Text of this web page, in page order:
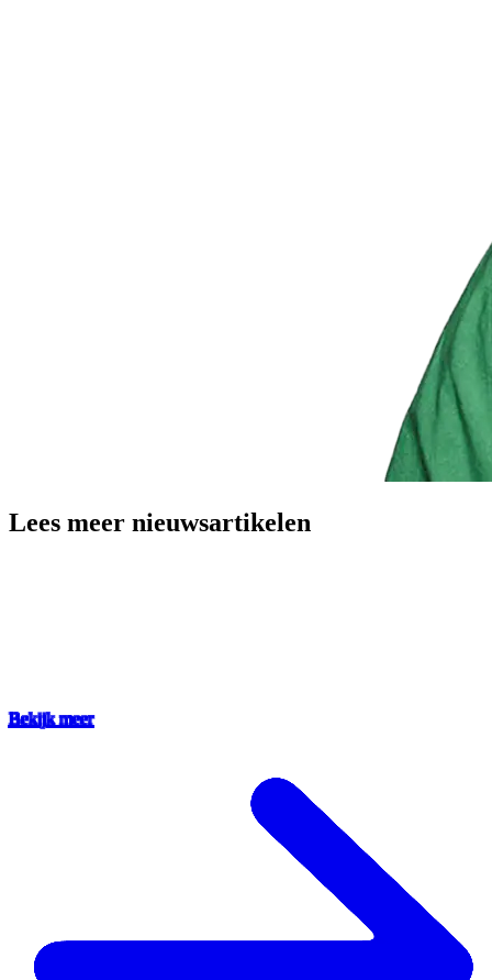
Lees meer nieuwsartikelen
Bekijk meer